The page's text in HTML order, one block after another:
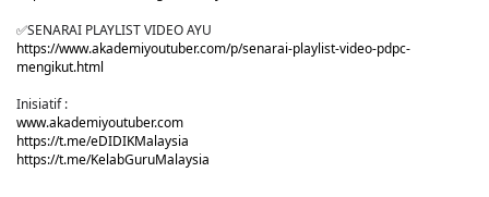
✅SENARAI PLAYLIST VIDEO AYU
https://www.akademiyoutuber.com/p/senarai-playlist-video-pdpc-
mengikut.html
Inisiatif :
www.akademiyoutuber.com
https://t.me/eDIDIKMalaysia
https://t.me/KelabGuruMalaysia